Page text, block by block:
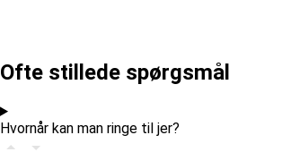
Ofte stillede spørgsmål
Hvornår kan man ringe til jer?